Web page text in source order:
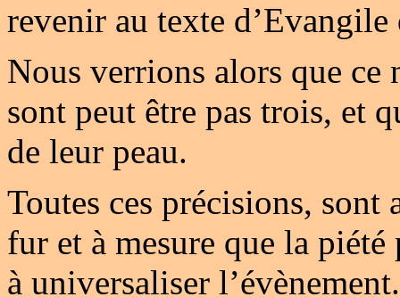
revenir au texte d’Evangile
Nous verrions alors que ce
sont peut être pas trois, et
de leur peau.
Toutes ces précisions, sont
fur et à mesure que la
à universaliser l’évènement.